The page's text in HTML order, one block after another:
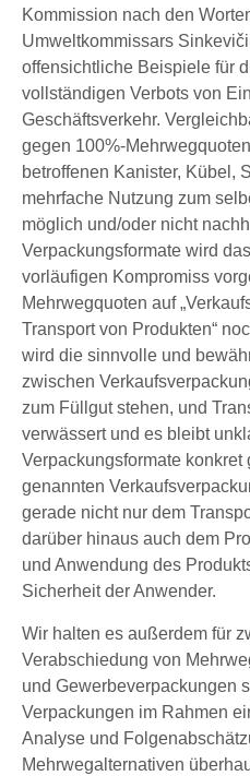
Kommission nach den
Umweltkommissars
offensichtliche Beispiele für
vollständigen Verbots von
Geschäftsverkehr.
gegen 100%-
betroffenen Kanister, Kübel,
mehrfache Nutzung zum
möglich und/oder nicht
Verpackungsformate wird
vorläufigen Kompromiss
Mehrwegquoten auf
Transport von Produkten“
wird die sinnvolle und
zwischen
zum Füllgut stehen, und
verwässert und es bleibt
Verpackungsformate
genannten
gerade nicht nur dem
darüber hinaus auch dem
und Anwendung des
Sicherheit der Anwender.
Wir halten es außerdem für
Verabschiedung von
und Gewerbeverpackungen
Verpackungen im Rahmen
Analyse und
Mehrwegalternativen